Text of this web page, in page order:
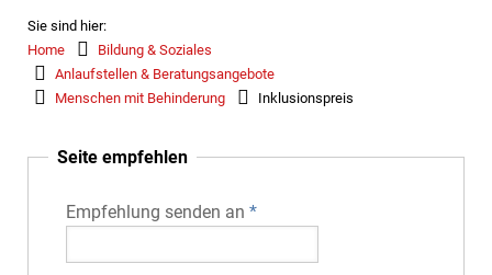
Sie sind hier:
Home
Bildung & Soziales
Anlaufstellen & Beratungsangebote
Menschen mit Behinderung
Inklusionspreis
Seite empfehlen
Empfehlung senden an *